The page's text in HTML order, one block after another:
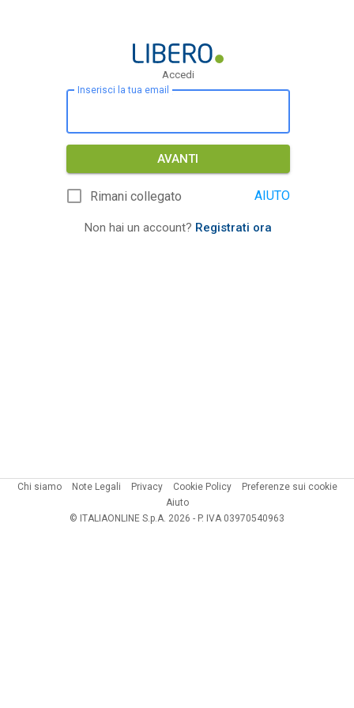
Accedi
Inserisci la tua email
AVANTI
Rimani collegato AIUTO
Non hai un account? Registrati ora
Chi siamo Note Legali Privacy Cookie Policy
Preferenze sui cookie
Aiuto
© ITALIAONLINE S.p.A. 2026 - P. IVA 03970540963